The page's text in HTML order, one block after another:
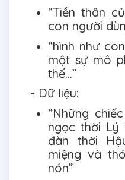
“Tiền thân
con người
“hình như
một sự mô
thế…”
- Dữ liệu:
“Những
ngọc thời Lý
đàn thời
miệng và
nón”